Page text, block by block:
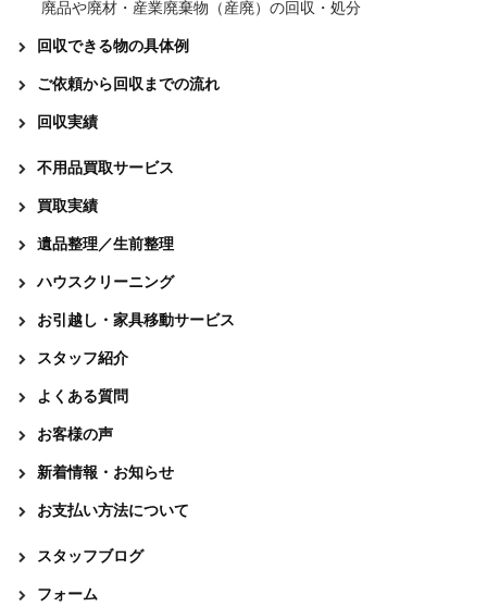
廃品や廃材・産業廃棄物（産廃）の回収・処分
回収できる物の具体例
ご依頼から回収までの流れ
回収実績
不用品買取サービス
買取実績
遺品整理／生前整理
ハウスクリーニング
お引越し・家具移動サービス
スタッフ紹介
よくある質問
お客様の声
新着情報・お知らせ
お支払い方法について
スタッフブログ
フォーム